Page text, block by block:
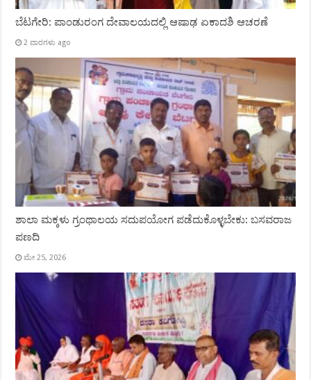
ಬೆಟಗೇರಿ: ಪಾಂಡುರಂಗ ದೇವಾಲಯದಲ್ಲಿ ಆಷಾಢ ಏಕಾದಶಿ ಆಚರಣೆ
2 ವಾರಗಳು ago
ಶಾಲಾ ಮಕ್ಕಳು ಗ್ರಂಥಾಲಯ ಸದುಪಯೋಗ ಪಡೆದುಕೊಳ್ಳಬೇಕು: ಬಸವರಾಜ
ಪಣದಿ
ಮೇ 25, 2026